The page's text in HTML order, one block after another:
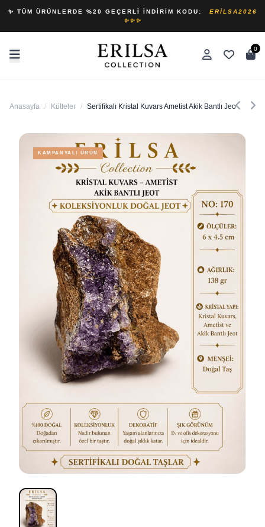
✨ TÜM ÜRÜNLERDE %20 GEÇERLI İNDIRIM KODU:
ERILSA2026
✨✨✨
0
Anasayfa / Kütleler / Sertifikalı Kristal Kuvars Ametist Akik Bantlı Jeot
KAMPANYALI ÜRÜN